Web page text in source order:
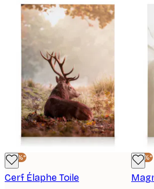
-25%*
Cerf Élaphe Toile
-25%*